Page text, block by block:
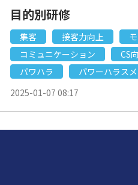
目的別研修
集客 接客力向上
コミュニケーション
CS
パワハラ
パワーハラス
2025-01-07 08:17